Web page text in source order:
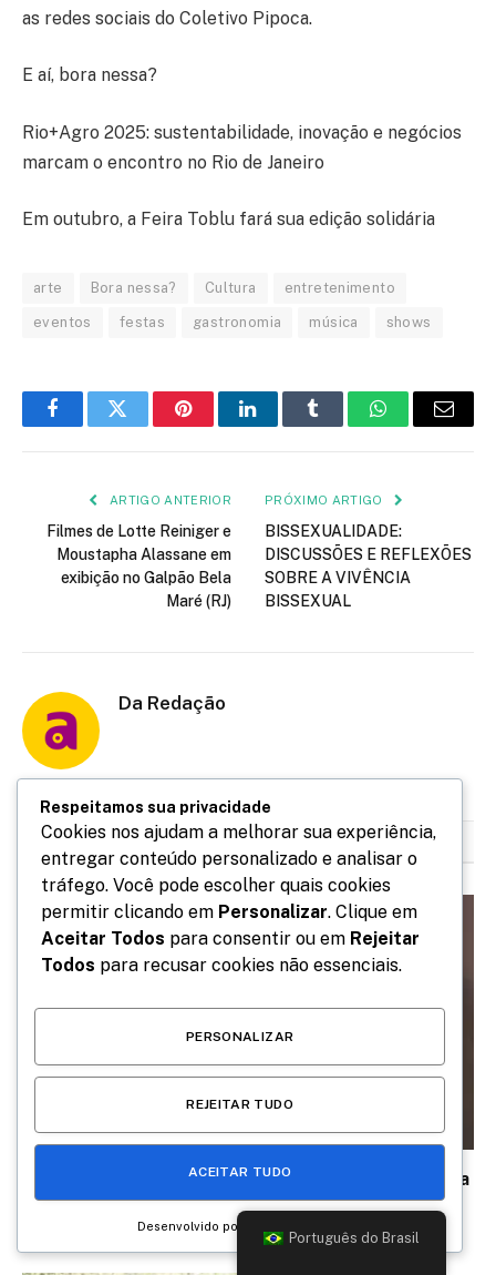
as redes sociais do Coletivo Pipoca.
E aí, bora nessa?
Rio+Agro 2025: sustentabilidade, inovação e negócios
marcam o encontro no Rio de Janeiro
Em outubro, a Feira Toblu fará sua edição solidária
arte Bora nessa? Cultura entretenimento
eventos festas gastronomia música shows
FacebookTwitter PinterestLinkedInTumblr WhatsApp
E-
ARTIGO ANTERIOR
Filmes de Lotte Reiniger e
Moustapha Alassane em
exibição no Galpão Bela
Maré (RJ)
PRÓXIMO ARTIGO
BISSEXUALIDADE:
DISCUSSÕES E REFLEXÕES
SOBRE A VIVÊNCIA
BISSEXUAL
Da Redação
RELACIONADOSPOSTS
Ludmilla reune Xamã, Duquesa, Veigh e AJulia Costa
em “Fagmentos: a experiência”, no Qualistage
Português do Brasil
Respeitamos sua privacidade
Cookies nos ajudam a melhorar sua experiência,
entregar conteúdo personalizado e analisar o
tráfego. Você pode escolher quais cookies
permitir clicando em Personalizar. Clique em
Aceitar Todos para consentir ou em Rejeitar
Todos para recusar cookies não essenciais.
PERSONALIZAR
REJEITAR TUDO
ACEITAR TUDO
Desenvolvido por